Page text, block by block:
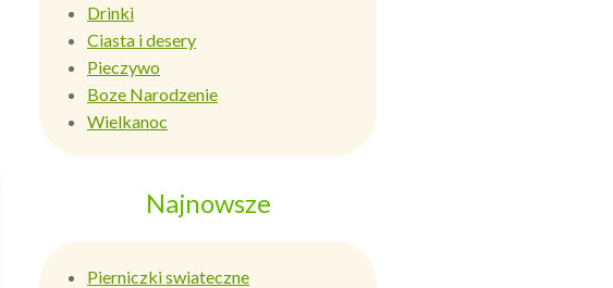
Drinki
Ciasta i desery
Pieczywo
Boze Narodzenie
Wielkanoc
Najnowsze
Pierniczki swiateczne